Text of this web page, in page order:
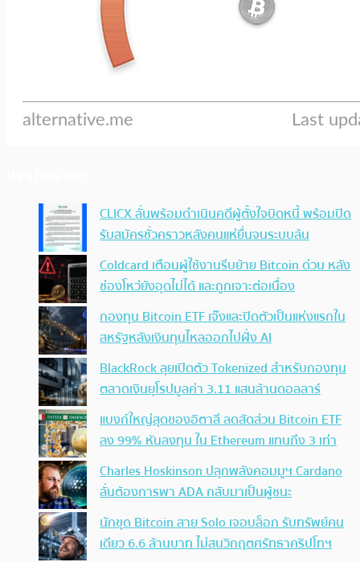
CLICX ลั่นพร้อมดำเนินคดีผู้ตั้งใจบิดหนี้ พร้อมปิด
รับสมัครชั่วคราวหลังคนแห่ยื่นจนระบบล้น
Coldcard เตือนผู้ใช้งานรีบย้าย Bitcoin ด่วน หลัง
ช่องโหว่ยังอุดไม่ได้ และถูกเจาะต่อเนื่อง
กองทุน Bitcoin ETF เจ๊งและปิดตัวเป็นแห่งแรกใน
สหรัฐหลังเงินทุนไหลออกไปฝั่ง AI
BlackRock ลุยเปิดตัว Tokenized สำหรับกองทุน
ตลาดเงินยุโรปมูลค่า 3.11 แสนล้านดอลลาร์
แบงก์ใหญ่สุดของอิตาลี ลดสัดส่วน Bitcoin ETF
ลง 99% หันลงทุน ใน Ethereum แทนถึง 3 เท่า
Charles Hoskinson ปลุกพลังคอมมูฯ Cardano
ลั่นต้องการพา ADA กลับมาเป็นผู้ชนะ
นักขุด Bitcoin สาย Solo เจอบล็อก รับทรัพย์คน
เดียว 6.6 ล้านบาท ไม่สนวิกฤตศรัทธาคริปโทฯ